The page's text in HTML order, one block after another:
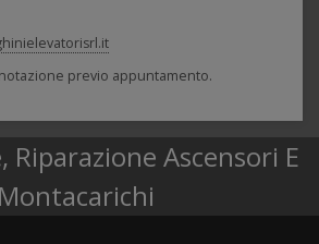
previo appuntamento.
Riparazione Ascensori E
Montacarichi